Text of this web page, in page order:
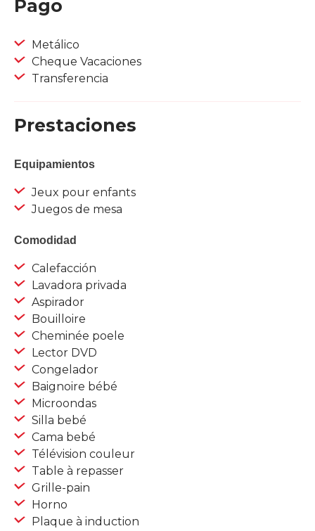
Pago
Metálico
Cheque Vacaciones
Transferencia
Prestaciones
Equipamientos
Jeux pour enfants
Juegos de mesa
Comodidad
Calefacción
Lavadora privada
Aspirador
Bouilloire
Cheminée poele
Lector DVD
Congelador
Baignoire bébé
Microondas
Silla bebé
Cama bebé
Télévision couleur
Table à repasser
Grille-pain
Horno
Plaque à induction